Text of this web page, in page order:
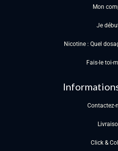
Mon
Je
Nicotine : Quel
Fais-le toi-
Contactez-
Click &